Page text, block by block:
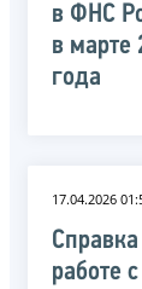
в ФНС
в марте
года
17.04.2026
работе с